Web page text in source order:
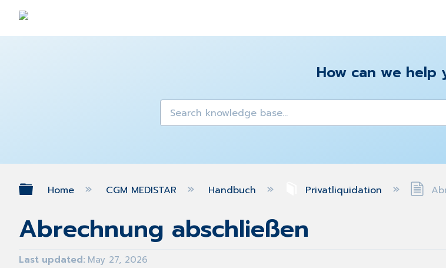
How can we help
Expand/collapse global hierarchy
Home CGM MEDISTAR Handbuch Privatliquidation
Abrechnung abschließen
Last updated May 27, 2026